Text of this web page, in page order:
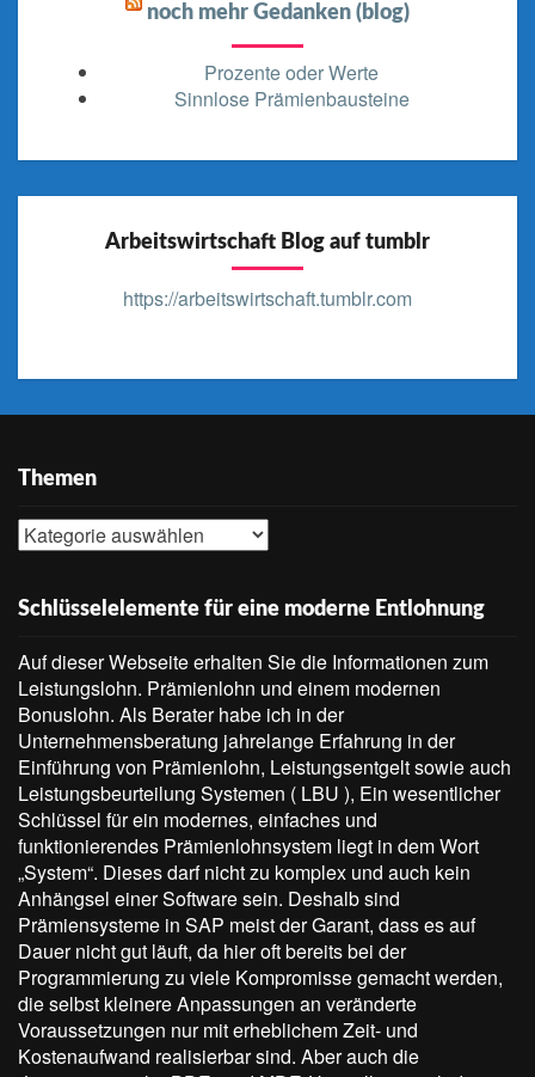
noch mehr Gedanken (blog)
Prozente oder Werte
Sinnlose Prämienbausteine
Arbeitswirtschaft Blog auf tumblr
https://arbeitswirtschaft.tumblr.com
Themen
Themen
Schlüsselelemente für eine moderne Entlohnung
Auf dieser Webseite erhalten Sie die Informationen zum
Leistungslohn. Prämienlohn und einem modernen
Bonuslohn. Als Berater habe ich in der
Unternehmensberatung jahrelange Erfahrung in der
Einführung von Prämienlohn, Leistungsentgelt sowie auch
Leistungsbeurteilung Systemen ( LBU ), Ein wesentlicher
Schlüssel für ein modernes, einfaches und
funktionierendes Prämienlohnsystem liegt in dem Wort
„System“. Dieses darf nicht zu komplex und auch kein
Anhängsel einer Software sein. Deshalb sind
Prämiensysteme in SAP meist der Garant, dass es auf
Dauer nicht gut läuft, da hier oft bereits bei der
Programmierung zu viele Kompromisse gemacht werden,
die selbst kleinere Anpassungen an veränderte
Voraussetzungen nur mit erheblichem Zeit- und
Kostenaufwand realisierbar sind. Aber auch die